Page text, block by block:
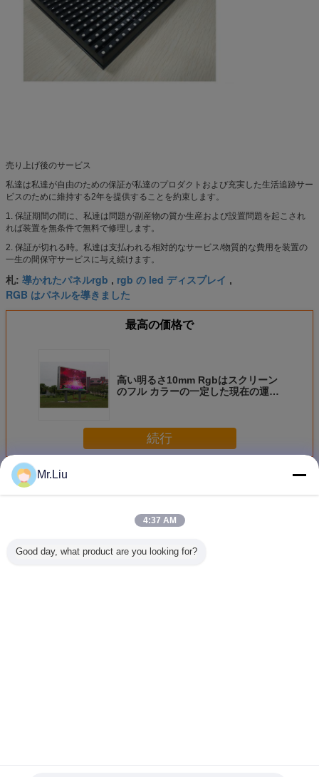
売り上げ後のサービス
私達は私達が自由のための保証が私達のプロダクトおよび充実した生活追跡サー
ビスのために維持する2年を提供することを約束します。
1. 保証期間の間に、私達は問題が副産物の質か生産および設置問題を起こされ
れば装置を無条件で無料で修理します。
2. 保証が切れる時。私達は支払われる相対的なサービス/物質的な費用を装置の
一生の間保守サービスに与え続けます。
札: 導かれたパネルrgb , rgb の led ディスプレイ ,
RGB はパネルを導きました
最高の価格で
高い明るさ10mm Rgbはスクリーン
のフル カラーの一定した現在の運転
続行
多く Rgb はスクリーンを導きました
実質ピクセル
高い発電RGBはバ
Mr.Liu
4:37 AM
Good day, what product are you looking for?